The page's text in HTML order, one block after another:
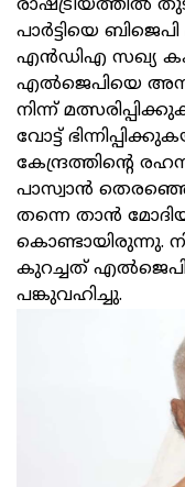
രാഷ്ട്രീയത്തിൽ
പാർട്ടിയെ
എൻഡിഎ സഖ്യ
എൽജെപിയെ
നിന്ന്
വോട്ട്
കേന്ദ്രത്തിന്റെ
പാസ്വാൻ
തന്നെ താൻ
കൊണ്ടായിരുന്നു.
കുറച്ചത്
പങ്കുവഹിച്ചു.